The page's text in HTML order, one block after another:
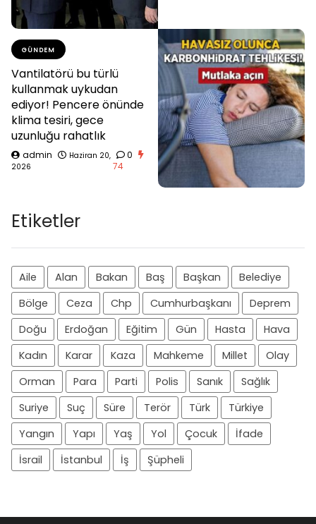
GÜNDEM
Vantilatörü bu türlü
kullanmak uykudan
ediyor! Pencere önünde
klima tesiri, gece
uzunluğu rahatlık
admin
Haziran 20,
2026
0
74
Etiketler
Aile Alan Bakan Baş Başkan
Belediye
Bölge
Ceza Chp Cumhurbaşkanı
Deprem
Doğu
Erdoğan Eğitim Gün Hasta
Hava
Kadın
Karar Kaza Mahkeme Millet
Olay
Orman
Para Parti Polis Sanık
Sağlık
Suriye
Suç Süre Terör Türk
Türkiye
Yangın
Yapı Yaş Yol Çocuk
İfade
İsrail
İstanbul İş Şüpheli